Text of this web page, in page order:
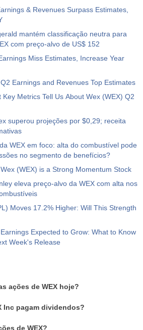
& Revenues Surpass Estimates,
mantém classificação neutra para
com preço-alvo de US$ 152
Miss Estimates, Increase Year
Earnings and Revenues Top Estimates
Key Metrics Tell Us About Wex (WEX) Q2
superou projeções por $0,29; receita
WEX em foco: alta do combustível pode
no segmento de benefícios?
(WEX) is a Strong Momentum Stock
eleva preço-alvo da WEX com alta nos
Moves 17.2% Higher: Will This Strength
Expected to Grow: What to Know
Week's Release
ações de WEX hoje?
Inc pagam dividendos?
de WEX?